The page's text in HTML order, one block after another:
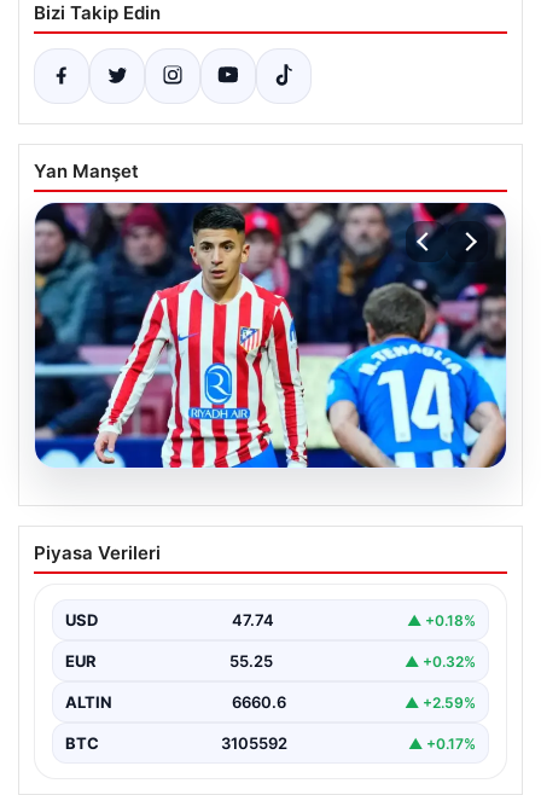
Bizi Takip Edin
Yan Manşet
08.08.2026
River Plate, Thiago Almada ile Gücüne
Güç Kattı
Plate, transfer döneminin en çok konuşulan
isimlerinden biri…
Piyasa Verileri
USD 47.74 ▲ +0.18%
EUR 55.25 ▲ +0.32%
ALTIN 6660.6 ▲ +2.59%
BTC 3105592 ▲ +0.17%